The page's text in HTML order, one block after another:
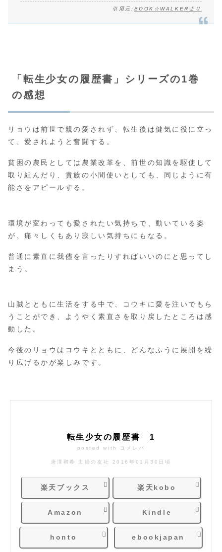
引用元: BOOK☆WALKERより
「転生少女の履歴書」シリーズの1巻
の感想
リョウは前世で親の愛されず、転生後は健気に役に立っ
て、愛されようと奮闘する。
貧困の農民としては農業改革を、前世の知識を駆使して
取り組んだり、貴族の小間使いとしても、同じように有
能さをアピールする。
環境が変わっても愛されたい気持ちで、動いている姿
が、痛々しくもあり寂しい気持ちにもなる。
普通に素直に我儘を言ったりすればいいのにと思ってし
まう。
山賊とともに生活をする中で、コウキに愛を注いでもら
うことができ、ようやく素直さを取り戻したところは感
動した。
今後のリョウはコウキとともに、どんなふうに展開を繰
り広げるかが楽しみです。
転生少女の履歴書 1
posted with ヨメレバ
唐澤和希 主婦の友社 2016年01月30日頃
楽天ブックス 楽天kobo
Amazon Kindle
honto ebookjapan